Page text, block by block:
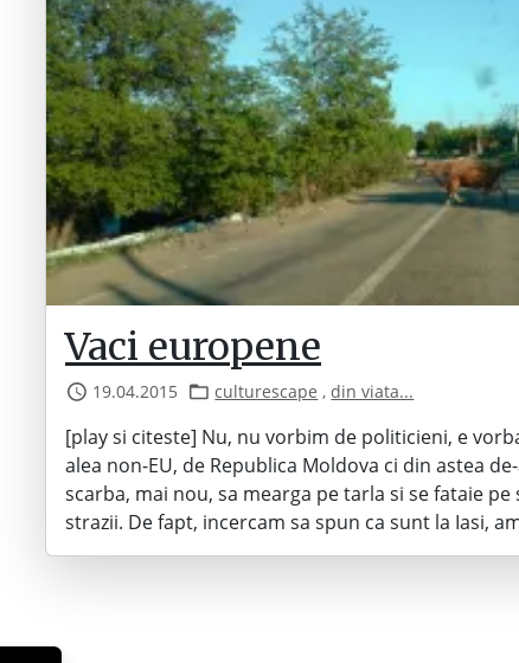
Vaci europene
19.04.2015 culturescape ,din viata...
[play si citeste] Nu, nu vorbim de politicieni, e
alea non-EU, de Republica Moldova ci din astea
scarba, mai nou, sa mearga pe tarla si se fataie
strazii. De fapt, incercam sa spun ca sunt la Iasi,